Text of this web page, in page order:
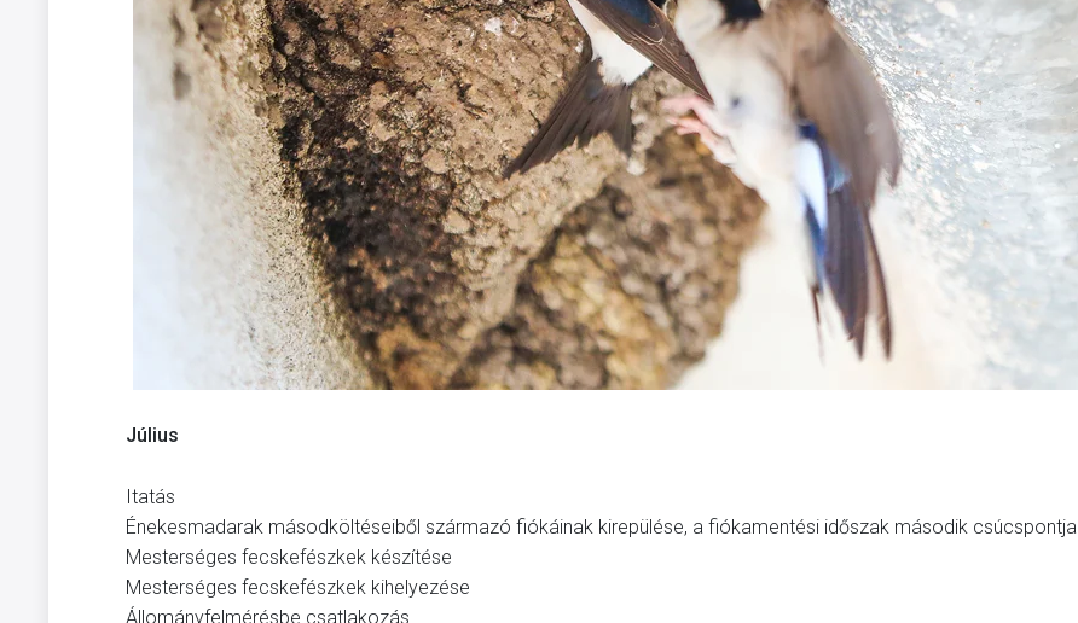
Július
Itatás
Énekesmadarak másodköltéseiből származó fiókáinak kirepülése, a fiókamentési időszak második csúcspontja
Mesterséges fecskefészkek készítése
Mesterséges fecskefészkek kihelyezése
Állományfelmérésbe csatlakozás